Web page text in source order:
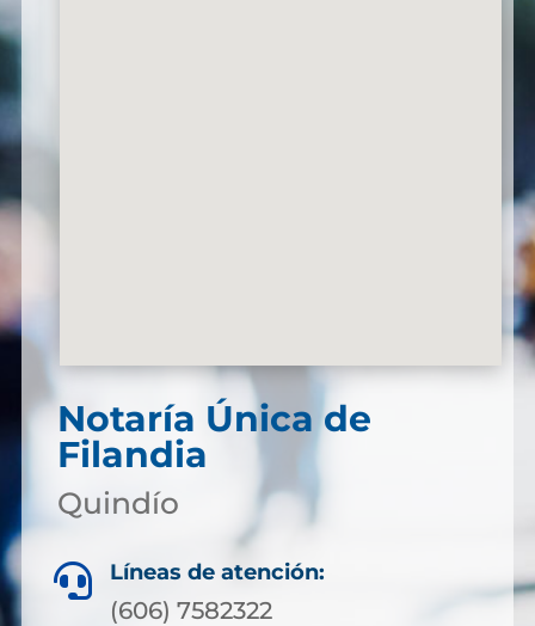
Notaría Única de
Filandia
Quindío
 Líneas de atención:
(606) 7582322